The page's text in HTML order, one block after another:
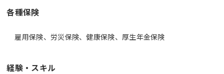
各種保険
雇用保険、労災保険、健康保険、厚生年金保険
経験・スキル